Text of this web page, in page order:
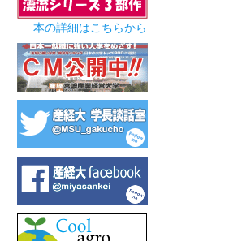
本の詳細はこちらから